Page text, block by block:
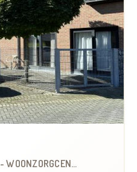
-WOONZORGCENTRUM (WZC)